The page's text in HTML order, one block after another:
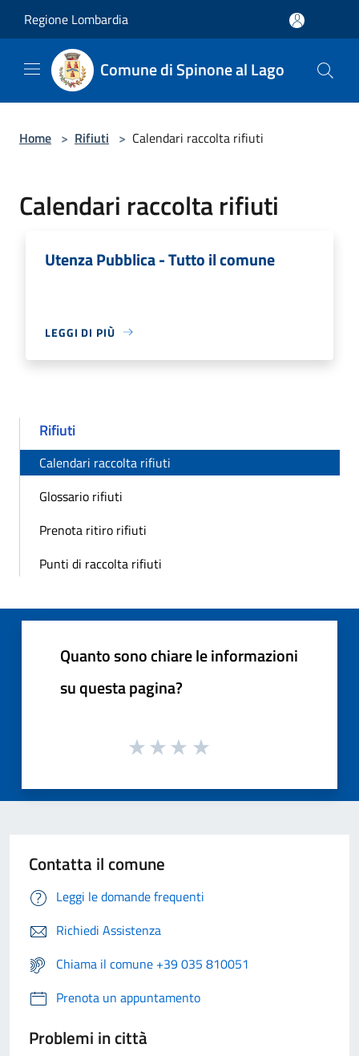
Regione Lombardia
Comune di Spinone al Lago
Home > Rifiuti > Calendari raccolta rifiuti
Calendari raccolta rifiuti
Utenza Pubblica - Tutto il comune
LEGGI DI PIÙ
Rifiuti
Calendari raccolta rifiuti
Glossario rifiuti
Prenota ritiro rifiuti
Punti di raccolta rifiuti
Quanto sono chiare le informazioni
su questa pagina?
Contatta il comune
Leggi le domande frequenti
Richiedi Assistenza
Chiama il comune +39 035 810051
Prenota un appuntamento
Problemi in città